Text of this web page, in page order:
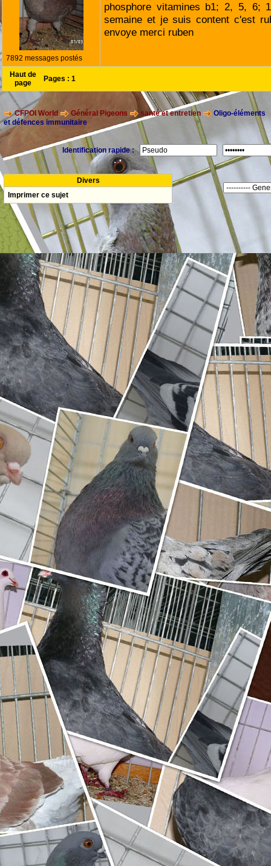
7892 messages postés
phosphore vitamines b1; 2, 5, 6;
semaine et je suis content c'est
envoye merci ruben
Haut de
page
Pages : 1
CFPOI World Général Pigeons santé et entretien
Oligo-éléments
et défences immunitaire
Identification rapide :
Divers
Imprimer ce sujet